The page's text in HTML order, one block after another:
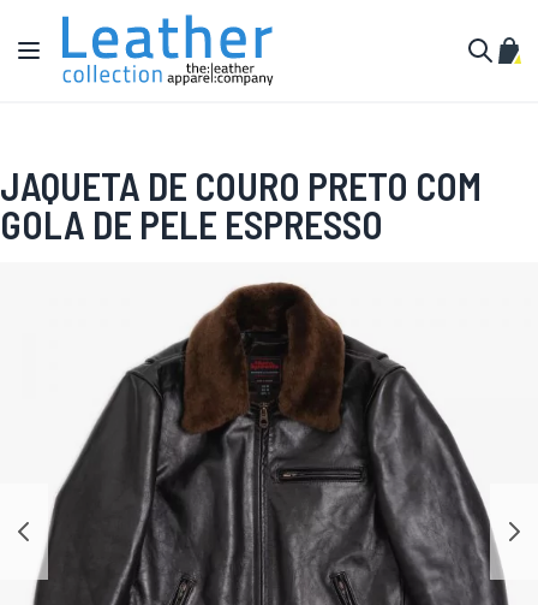
Pular para o conteúdo
Alternar Nav
JAQUETA DE COURO PRETO COM
GOLA DE PELE ESPRESSO